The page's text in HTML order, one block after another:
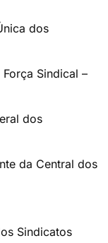
dos
Sindical –
dos
da Central dos
Sindicatos